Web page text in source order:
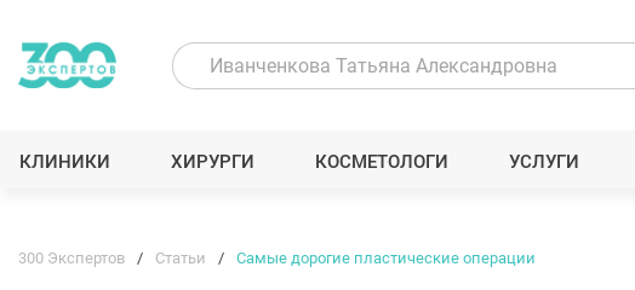
КЛИНИКИ ХИРУРГИ КОСМЕТОЛОГИ УСЛУГИ
300 Экспертов Статьи Самые дорогие пластические операции